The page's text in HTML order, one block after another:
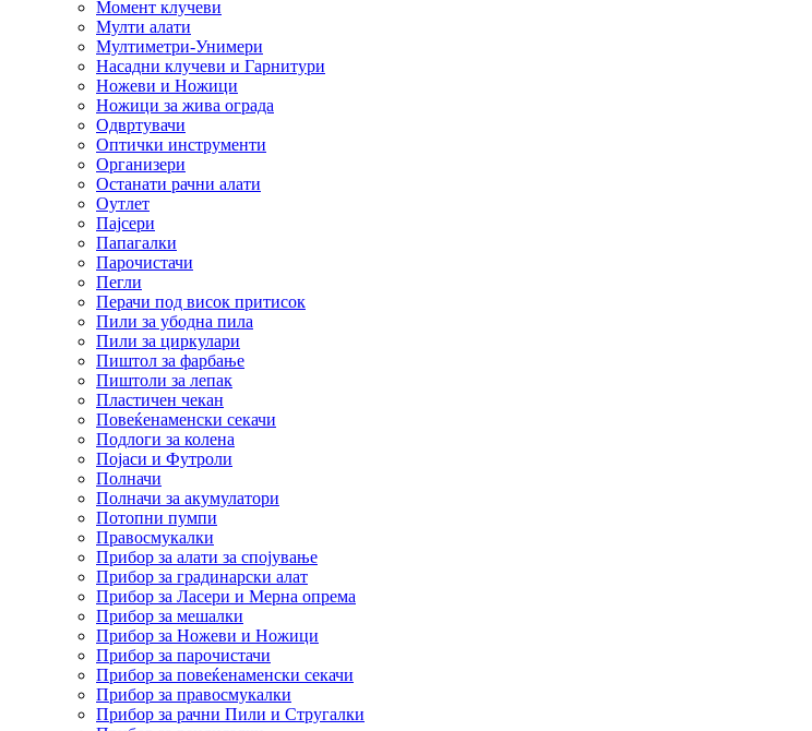
Момент клучеви
Мулти алати
Мултиметри-Унимери
Насадни клучеви и Гарнитури
Ножеви и Ножици
Ножици за жива ограда
Одвртувачи
Оптички инструменти
Организери
Останати рачни алати
Оутлет
Пајсери
Папагалки
Парочистачи
Пегли
Перачи под висок притисок
Пили за убодна пила
Пили за циркулари
Пиштол за фарбање
Пиштоли за лепак
Пластичен чекан
Повеќенаменски секачи
Подлоги за колена
Појаси и Футроли
Полначи
Полначи за акумулатори
Потопни пумпи
Правосмукалки
Прибор за алати за спојување
Прибор за градинарски алат
Прибор за Ласери и Мерна опрема
Прибор за мешалки
Прибор за Ножеви и Ножици
Прибор за парочистачи
Прибор за повеќенаменски секачи
Прибор за правосмукалки
Прибор за рачни Пили и Стругалки